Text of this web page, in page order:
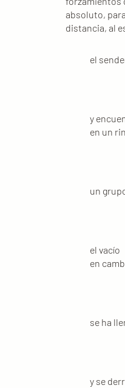
absoluto,
distancia, al
el
y
en un
un
el vacío
en
se ha
y se